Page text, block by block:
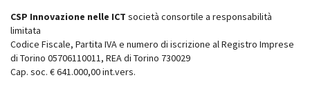
CSP Innovazione nelle ICT società consortile a responsabilità
limitata
Codice Fiscale, Partita IVA e numero di iscrizione al Registro Imprese
di Torino 05706110011, REA di Torino 730029
Cap. soc. € 641.000,00 int.vers.